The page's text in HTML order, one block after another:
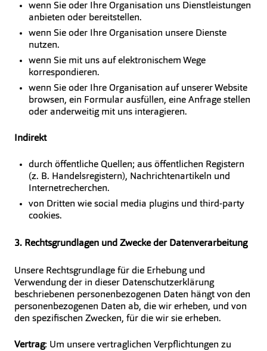
wenn Sie oder Ihre Organisation uns Dienstleistungen
anbieten oder bereitstellen.
wenn Sie oder Ihre Organisation unsere Dienste
nutzen.
wenn Sie mit uns auf elektronischem Wege
korrespondieren.
wenn Sie oder Ihre Organisation auf unserer Website
browsen, ein Formular ausfüllen, eine Anfrage stellen
oder anderweitig mit uns interagieren.
Indirekt
durch öffentliche Quellen; aus öffentlichen Registern
(z. B. Handelsregistern), Nachrichtenartikeln und
Internetrecherchen.
von Dritten wie social media plugins und third-party
cookies.
3. Rechtsgrundlagen und Zwecke der Datenverarbeitung
Unsere Rechtsgrundlage für die Erhebung und
Verwendung der in dieser Datenschutzerklärung
beschriebenen personenbezogenen Daten hängt von den
personenbezogenen Daten ab, die wir erheben, und von
den spezifischen Zwecken, für die wir sie erheben.
Vertrag: Um unsere vertraglichen Verpflichtungen zu